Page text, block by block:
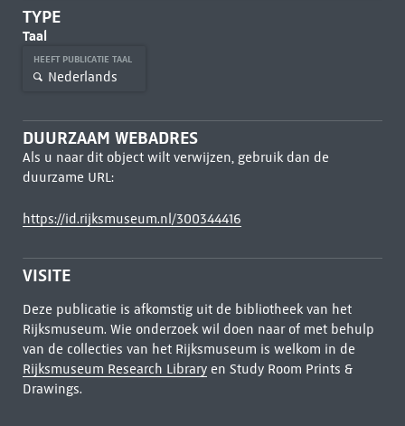
TYPE
Taal
HEEFT PUBLICATIE TAAL
Nederlands
DUURZAAM WEBADRES
Als u naar dit object wilt verwijzen, gebruik dan de
duurzame URL:
https://id.rijksmuseum.nl/300344416
VISITE
Deze publicatie is afkomstig uit de bibliotheek van het
Rijksmuseum. Wie onderzoek wil doen naar of met behulp
van de collecties van het Rijksmuseum is welkom in de
Rijksmuseum Research Libraryen Study Room Prints &
Drawings.